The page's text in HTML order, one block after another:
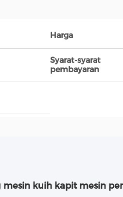
Harga
Syarat-syarat
pembayaran
mesin kuih kapit mesin